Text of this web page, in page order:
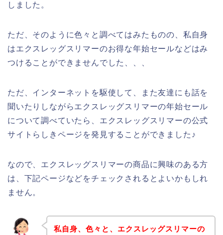
しました。
ただ、そのように色々と調べてはみたものの、私自身
はエクスレッグスリマーのお得な年始セールなどはみ
つけることができませんでした、、、
ただ、インターネットを駆使して、また友達にも話を
聞いたりしながらエクスレッグスリマーの年始セール
について調べていたら、エクスレッグスリマーの公式
サイトらしきページを発見することができました♪
なので、エクスレッグスリマーの商品に興味のある方
は、下記ページなどをチェックされるとよいかもしれ
ません。
私自身、色々と、エクスレッグスリマーの